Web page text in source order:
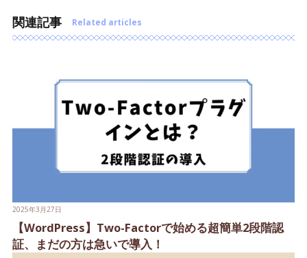
関連記事 Related articles
2025年3月27日
【WordPress】Two-Factorで始める超簡単2段階認
証、まだの方は急いで導入！